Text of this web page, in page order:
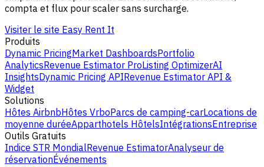
compta et flux pour scaler sans surcharge.
Visiter le site Easy Rent It
Produits
Dynamic PricingMarket DashboardsPortfolio
AnalyticsRevenue Estimator ProListing OptimizerAI
InsightsDynamic Pricing APIRevenue Estimator API &
Widget
Solutions
Hôtes AirbnbHôtes VrboParcs de camping-carLocations de
moyenne duréeApparthotels HôtelsIntégrationsEntreprise
Outils Gratuits
Indice STR MondialRevenue EstimatorAnalyseur de
réservationÉvénements